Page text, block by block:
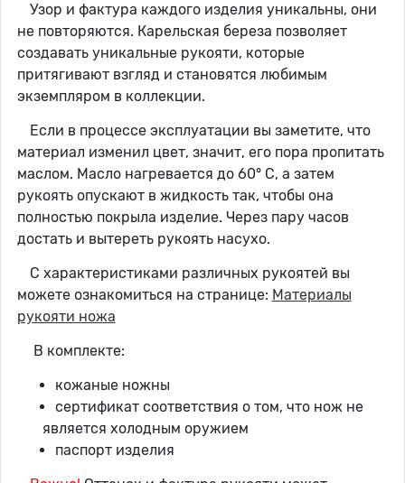
Узор и фактура каждого изделия уникальны, они
не повторяются. Карельская береза позволяет
создавать уникальные рукояти, которые
притягивают взгляд и становятся любимым
экземпляром в коллекции.
Если в процессе эксплуатации вы заметите, что
материал изменил цвет, значит, его пора пропитать
маслом. Масло нагревается до 60° C, а затем
рукоять опускают в жидкость так, чтобы она
полностью покрыла изделие. Через пару часов
достать и вытереть рукоять насухо.
С характеристиками различных рукоятей вы
можете ознакомиться на странице: Материалы
рукояти ножа
В комплекте:
кожаные ножны
сертификат соответствия о том, что нож не
является холодным оружием
паспорт изделия